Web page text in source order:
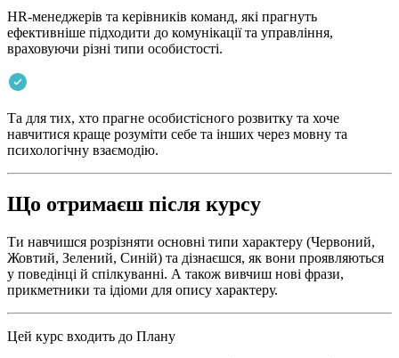
HR-менеджерів та керівників команд, які прагнуть
ефективніше підходити до комунікації та управління,
враховуючи різні типи особистості.
Та для тих, хто прагне особистісного розвитку та хоче
навчитися краще розуміти себе та інших через мовну та
психологічну взаємодію.
Що отримаєш після курсу
Ти навчишся розрізняти основні типи характеру (Червоний,
Жовтий, Зелений, Синій) та дізнаєшся, як вони проявляються
у поведінці й спілкуванні. А також вивчиш нові фрази,
прикметники та ідіоми для опису характеру.
Цей курс входить до Плану